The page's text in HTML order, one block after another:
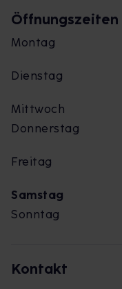
Öffnungszeiten
Montag
Dienstag
Mittwoch
Donnerstag
Freitag
Samstag
Sonntag
Kontakt